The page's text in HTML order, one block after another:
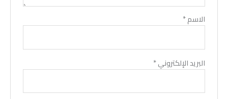
الاسم*
البريد الإلكتروني*